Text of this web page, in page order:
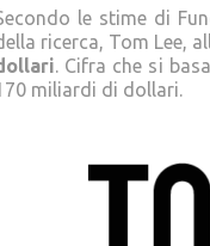
le stime di
ricerca, Tom Lee,
. Cifra che si
miliardi di dollari.